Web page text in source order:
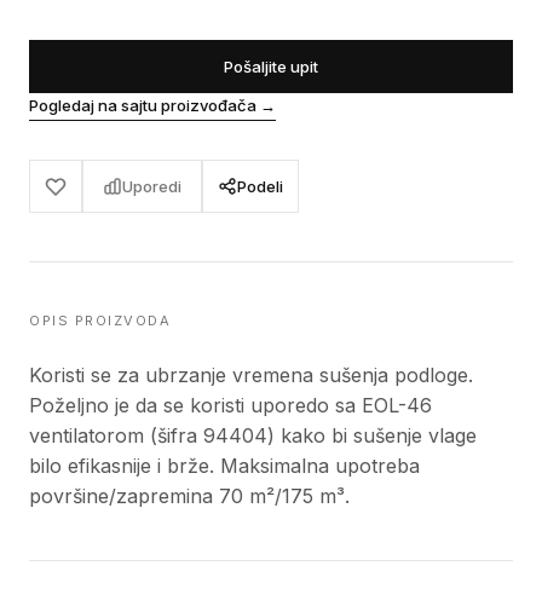
Pošaljite upit
Pogledaj na sajtu proizvođača →
Uporedi Podeli
OPIS PROIZVODA
Koristi se za ubrzanje vremena sušenja podloge.
Poželjno je da se koristi uporedo sa EOL-46
ventilatorom (šifra 94404) kako bi sušenje vlage
bilo efikasnije i brže. Maksimalna upotreba
površine/zapremina 70 m²/175 m³.